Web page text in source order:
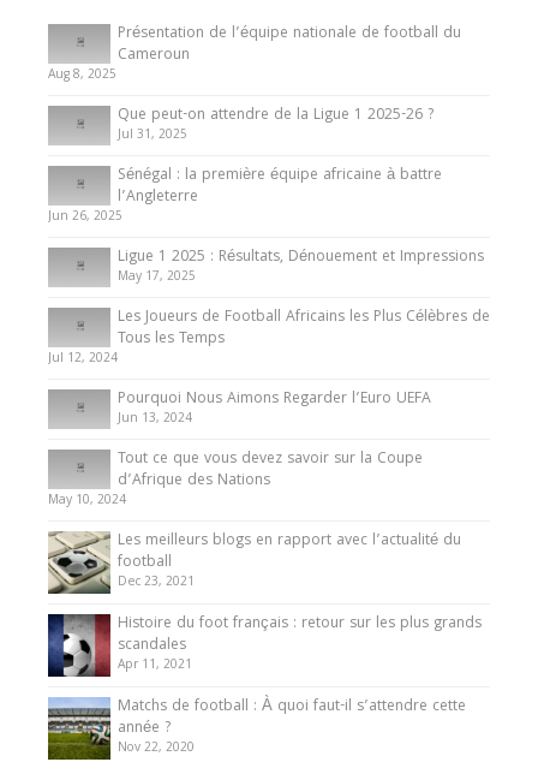
Tout ce que vous devez savoir sur la Coupe
d’Afrique des Nations
10 May 2024
Internationales
Présentation de l’équipe nationale de football
du Cameroun
8 August 2025
Présentation de l’équipe nationale de football du
Cameroun
Aug 8, 2025
Que peut-on attendre de la Ligue 1 2025-26 ?
Jul 31, 2025
Sénégal : la première équipe africaine à battre
l’Angleterre
Jun 26, 2025
Ligue 1 2025 : Résultats, Dénouement et Impressions
May 17, 2025
Les Joueurs de Football Africains les Plus Célèbres de
Tous les Temps
Jul 12, 2024
Pourquoi Nous Aimons Regarder l’Euro UEFA
Jun 13, 2024
Tout ce que vous devez savoir sur la Coupe
d’Afrique des Nations
May 10, 2024
Les meilleurs blogs en rapport avec l’actualité du
football
Dec 23, 2021
Histoire du foot français : retour sur les plus grands
scandales
Apr 11, 2021
Matchs de football : À quoi faut-il s’attendre cette
année ?
Nov 22, 2020